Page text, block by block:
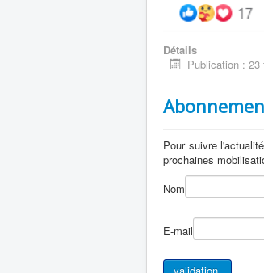
Détails
Publication : 23
Pour suivre
prochaines
Nom
E-mail